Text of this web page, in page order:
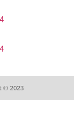
© 2023